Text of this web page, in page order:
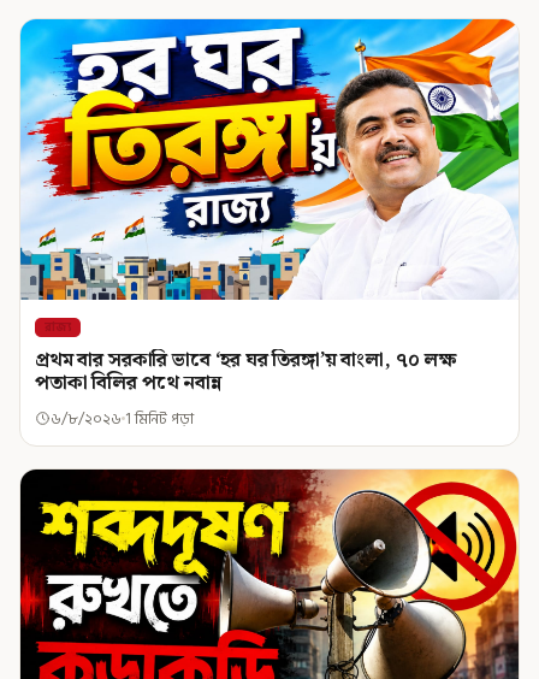
রাজ্য
প্রথম বার সরকারি ভাবে ‘হর ঘর তিরঙ্গা’য় বাংলা, ৭০ লক্ষ
পতাকা বিলির পথে নবান্ন
৬/৮/২০২৬ 1 মিনিট পড়া